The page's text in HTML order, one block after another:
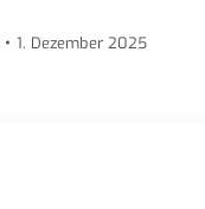
1. Dezember 2025